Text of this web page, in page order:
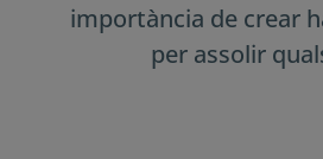
tasques diàries pot
com el cervell maneja